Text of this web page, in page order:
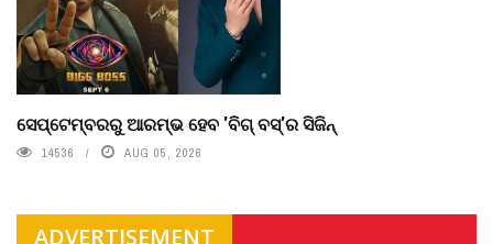
ସେପ୍ଟେମ୍ବରରୁ ଆରମ୍ଭ ହେବ 'ବିଗ୍ ବସ୍'ର ସିଜିନ୍
14536 AUG 05, 2026
ADVERTISEMENT